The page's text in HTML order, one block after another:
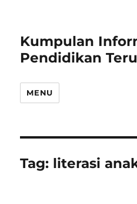
Kumpulan
Pendidikan
MENU
Tag: literasi